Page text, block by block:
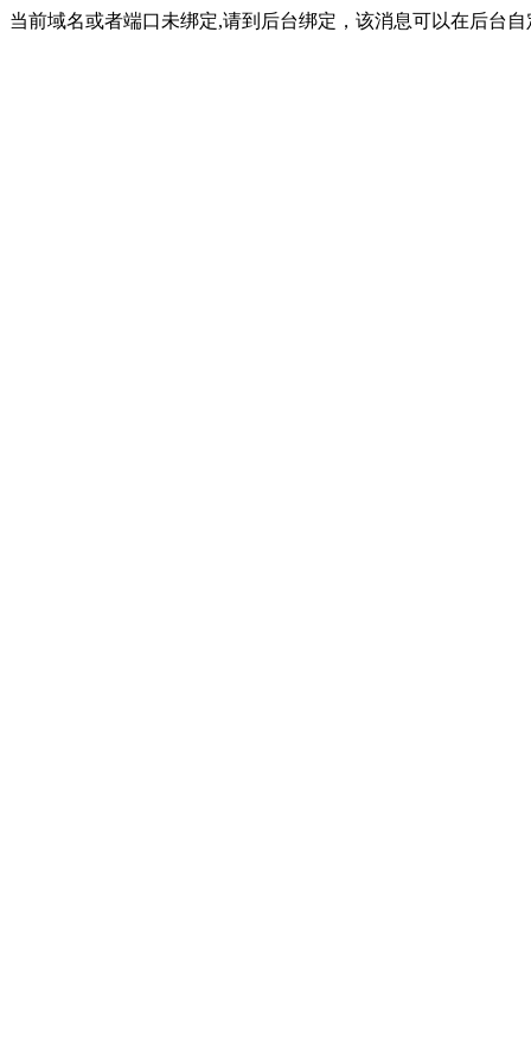
当前域名或者端口未绑定,请到后台绑定，该消息可以在后台自